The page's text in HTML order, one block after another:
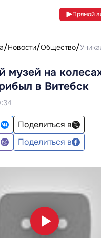
Прямой
Новости Общество
музей на
в Витебск
Поделиться в
Поделиться в